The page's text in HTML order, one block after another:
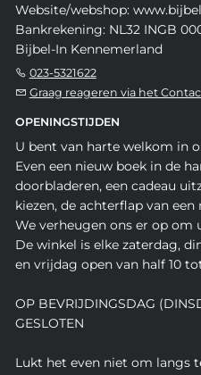
Website/webshop:
Bankrekening: NL32 INGB
Bijbel-In Kennemerland
023-5321622
Graag reageren via het
OPENINGSTIJDEN
U bent van harte welkom in
Even een nieuw boek in de
doorbladeren, een cadeau
kiezen, de achterflap van
We verheugen ons er op om
De winkel is elke zaterdag,
en vrijdag open van half 10
OP BEVRIJDINGSDAG
GESLOTEN
Lukt het even niet om langs